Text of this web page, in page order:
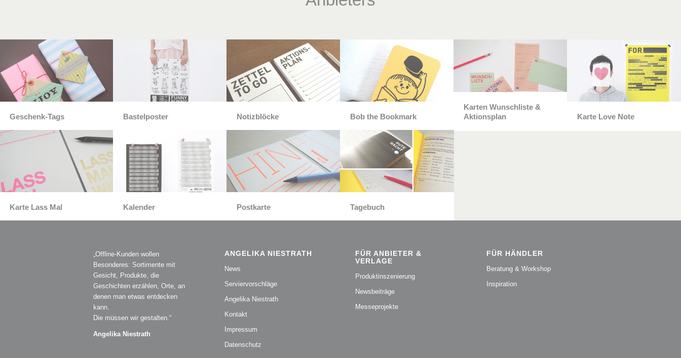
Geschenk-Tags Bastelposter Notizblöcke Bob the Bookmark
Karten Wunschliste &
Aktionsplan
Karte Love Note
Karte Lass Mal Kalender Postkarte Tagebuch
„Offline-Kunden wollen
Besonderes: Sortimente mit
Gesicht, Produkte, die
Geschichten erzählen, Orte, an
denen man etwas entdecken
kann.
Die müssen wir gestalten.“
Angelika Niestrath
ANGELIKA NIESTRATH
News
Serviervorschläge
Angelika Niestrath
Kontakt
Impressum
Datenschutz
FÜR ANBIETER &
VERLAGE
Produktinszenierung
Newsbeiträge
Messeprojekte
FÜR HÄNDLER
Beratung & Workshop
Inspiration